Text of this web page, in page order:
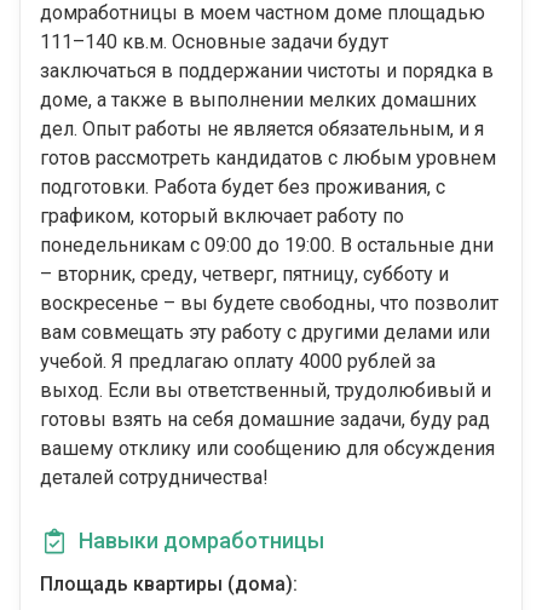
домработницы в моем частном доме площадью
111–140 кв.м. Основные задачи будут
заключаться в поддержании чистоты и порядка в
доме, а также в выполнении мелких домашних
дел. Опыт работы не является обязательным, и я
готов рассмотреть кандидатов с любым уровнем
подготовки. Работа будет без проживания, с
графиком, который включает работу по
понедельникам с 09:00 до 19:00. В остальные дни
– вторник, среду, четверг, пятницу, субботу и
воскресенье – вы будете свободны, что позволит
вам совмещать эту работу с другими делами или
учебой. Я предлагаю оплату 4000 рублей за
выход. Если вы ответственный, трудолюбивый и
готовы взять на себя домашние задачи, буду рад
вашему отклику или сообщению для обсуждения
деталей сотрудничества!
Навыки домработницы
Площадь квартиры (дома):